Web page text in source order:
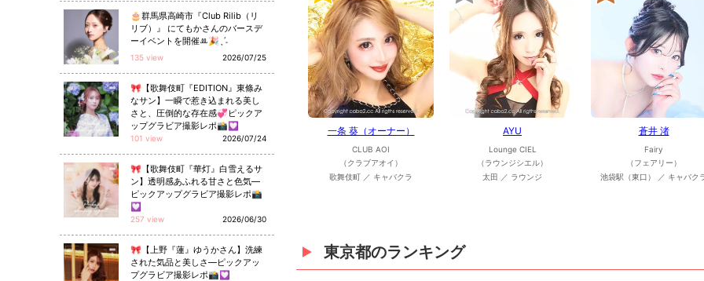
一条 葵（オーナー）
CLUB AOI
（クラブアオイ）
歌舞伎町 ／ キャバクラ
AYU
Lounge CIEL
（ラウンジシエル）
太田 ／ ラウンジ
蒼井 渚
Fairy
（フェアリー）
池袋駅（東口） ／ キャバク
東京都のランキング
🎂群馬県高崎市『Club Rilib（リ
リブ）』 にてもかさんのバースデ
ーイベントを開催ꔛ🎉ˎˊ˗
135 view 2026/07/25
🎀【歌舞伎町『EDITION』東條み
なサン】一瞬で惹き込まれる美し
さと、圧倒的な存在感💞ピックア
ップグラビア撮影レポ📸💟
101 view 2026/07/24
🎀【歌舞伎町『華灯』白雪えるサ
ン】透明感あふれる甘さと色気—
ピックアップグラビア撮影レポ📸
💟
257 view 2026/06/30
🎀【上野『蓮』ゆうかさん】洗練
された気品と美しさ—ピックアッ
プグラビア撮影レポ📸💟